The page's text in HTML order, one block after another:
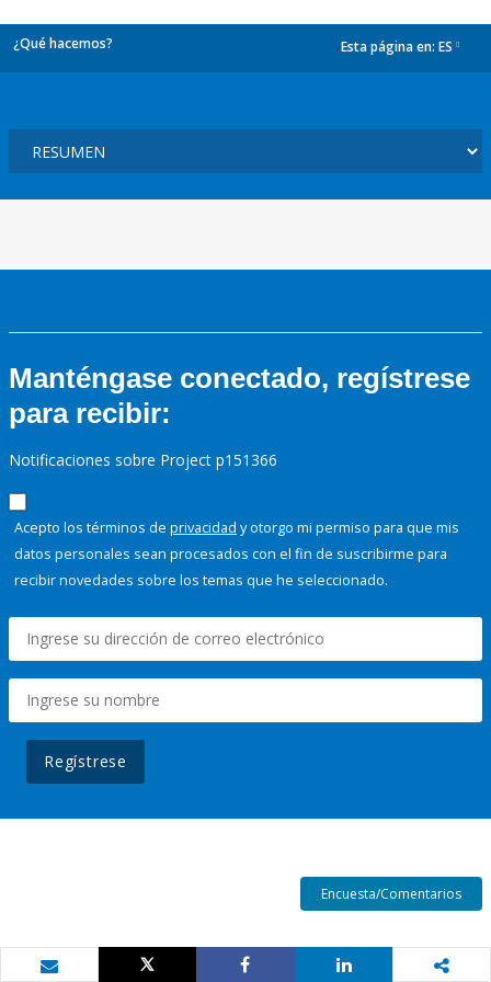
¿Qué hacemos? Esta página en: ES
Manténgase conectado, regístrese
para recibir:
Notificaciones sobre Project p151366
Acepto los términos de privacidad y otorgo mi permiso para que mis
datos personales sean procesados con el fin de suscribirme para
recibir novedades sobre los temas que he seleccionado.
Regístrese
Encuesta/Comentarios